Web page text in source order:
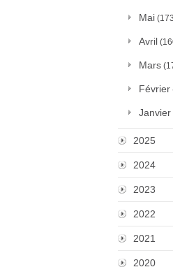
Mai
Avril
Mars
Février
Janvier
2025
2024
2023
2022
2021
2020